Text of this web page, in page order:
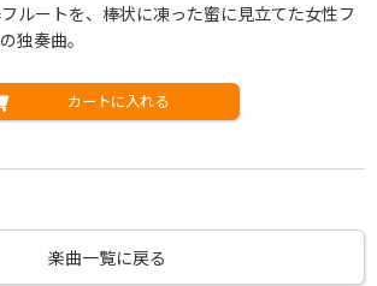
ルートを、棒状に凍った蜜に見立てた女性フ
独奏曲。
カートに入れる
楽曲一覧に戻る